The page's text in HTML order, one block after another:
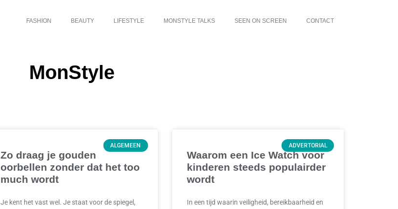
FASHION BEAUTY LIFESTYLE MONSTYLE TALKS SEEN ON SCREEN CONTACT
MonStyle
ALGEMEEN
Zo draag je gouden
oorbellen zonder dat het too
much wordt
Je kent het vast wel. Je staat voor de spiegel,
ADVERTORIAL
Waarom een Ice Watch voor
kinderen steeds populairder
wordt
In een tijd waarin veiligheid, bereikbaarheid en